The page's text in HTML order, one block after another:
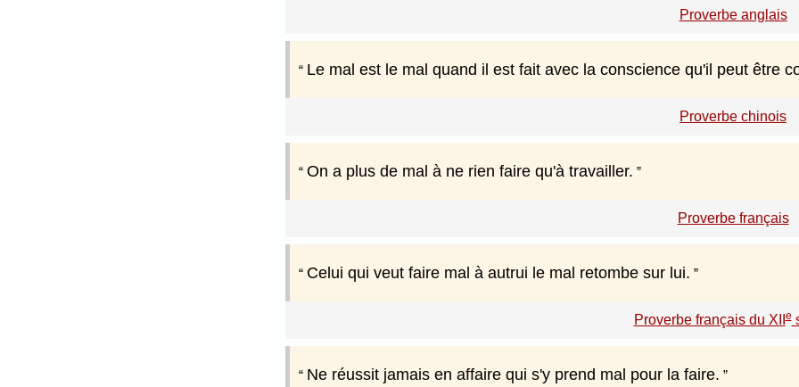
Proverbe anglais
Le mal est le mal quand il est fait avec la conscience qu'il peut être
Proverbe chinois
On a plus de mal à ne rien faire qu'à travailler.
Proverbe français
Celui qui veut faire mal à autrui le mal retombe sur lui.
Proverbe français du XIIe
Ne réussit jamais en affaire qui s'y prend mal pour la faire.